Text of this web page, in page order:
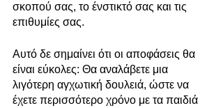
σκοπού σας, το ένστικτό σας και τις
επιθυμίες σας.
Αυτό δε σημαίνει ότι οι αποφάσεις θα
είναι εύκολες: Θα αναλάβετε μια
λιγότερη αγχωτική δουλειά, ώστε να
έχετε περισσότερο χρόνο με τα παιδιά